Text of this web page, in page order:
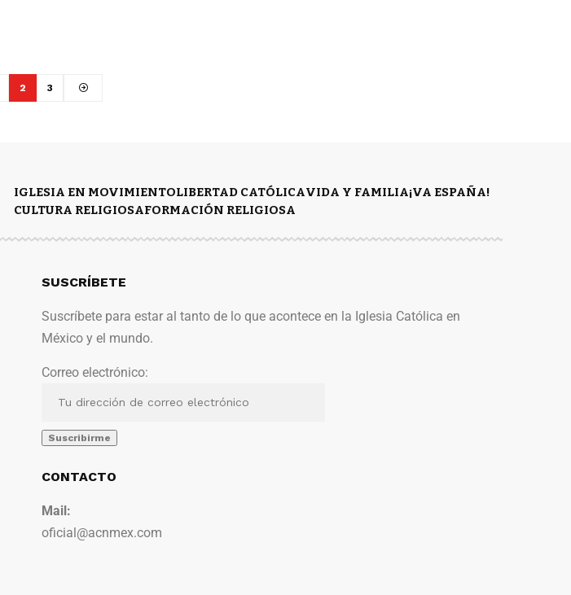
2 3
IGLESIA EN MOVIMIENTOLIBERTAD CATÓLICAVIDA Y FAMILIA¡VA ESPAÑA!
CULTURA RELIGIOSAFORMACIÓN RELIGIOSA
SUSCRÍBETE
Suscríbete para estar al tanto de lo que acontece en la Iglesia Católica en
México y el mundo.
Correo electrónico:
CONTACTO
Mail:
oficial@acnmex.com